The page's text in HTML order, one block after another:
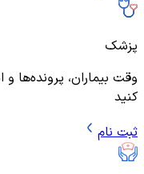
پزشک
وقت بیماران، پرونده‌ها
کنید
ثبت نام